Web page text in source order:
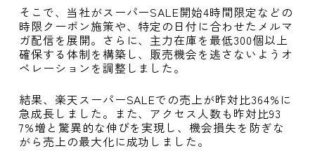
そこで、当社がスーパーSALE開始4時間限定などの
時限クーポン施策や、特定の日付に合わせたメルマ
ガ配信を展開。さらに、主力在庫を最低300個以上
確保する体制を構築し、販売機会を逃さないようオ
ペレーションを調整しました。
結果、楽天スーパーSALEでの売上が昨対比364%に
急成長しました。また、アクセス人数も昨対比93
7%増と驚異的な伸びを実現し、機会損失を防ぎな
がら売上の最大化に成功しました。